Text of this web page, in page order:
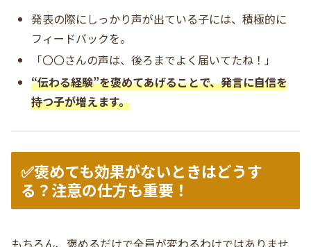
発表の際にしっかり声が出ている子には、積極的に
フィードバックを。
「〇〇さんの声は、後ろまでよく届いてたね！」
“伝わる経験”を褒めてあげることで、発言に自信を
持つ子が増えます。
✅褒めても効果がないときはどうす
る？注意の仕方も重要！